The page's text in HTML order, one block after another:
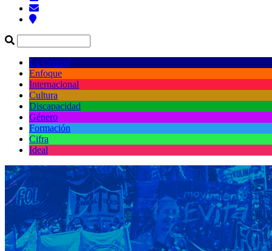
La Central
Enfoque
Internacional
Cultura
Discapacidad
Género
Formación
Cifra
Ideal